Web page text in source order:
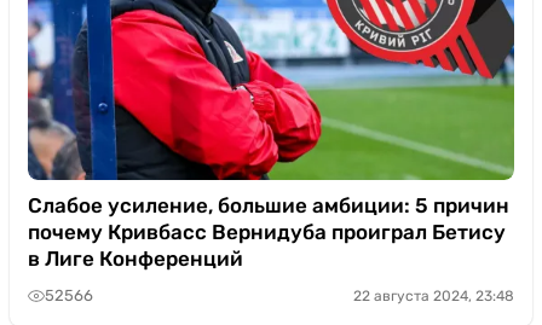
Слабое усиление, большие амбиции: 5 причин
почему Кривбасс Вернидуба проиграл Бетису
в Лиге Конференций
52566 22 августа 2024, 23:48